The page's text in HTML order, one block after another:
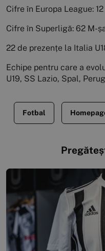
Cifre în Europa League:
Cifre în Superligă: 62 M-
22 de prezențe la Italia
Echipe pentru care a
U19, SS Lazio, Spal,
Fotbal